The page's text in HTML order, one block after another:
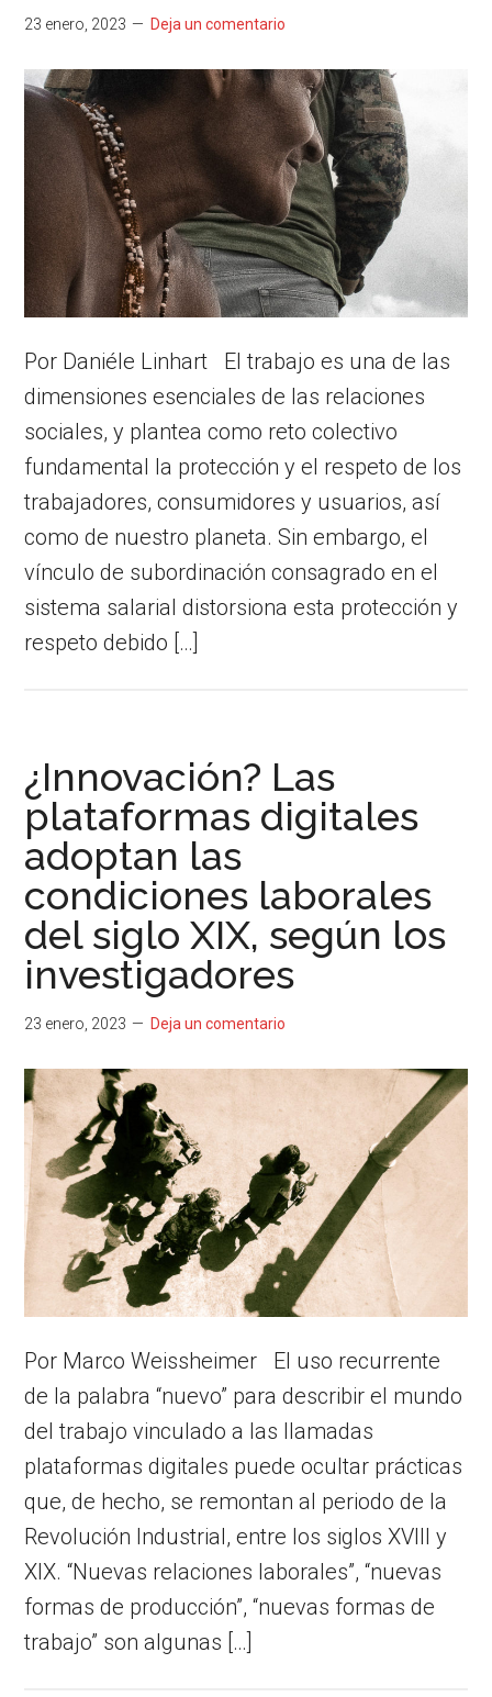
23 enero, 2023 Deja un comentario
Por Daniéle Linhart El trabajo es una de las
dimensiones esenciales de las relaciones
sociales, y plantea como reto colectivo
fundamental la protección y el respeto de los
trabajadores, consumidores y usuarios, así
como de nuestro planeta. Sin embargo, el
vínculo de subordinación consagrado en el
sistema salarial distorsiona esta protección y
respeto debido […]
¿Innovación? Las
plataformas digitales
adoptan las
condiciones laborales
del siglo XIX, según los
investigadores
23 enero, 2023 Deja un comentario
Por Marco Weissheimer El uso recurrente
de la palabra “nuevo” para describir el mundo
del trabajo vinculado a las llamadas
plataformas digitales puede ocultar prácticas
que, de hecho, se remontan al periodo de la
Revolución Industrial, entre los siglos XVIII y
XIX. “Nuevas relaciones laborales”, “nuevas
formas de producción”, “nuevas formas de
trabajo” son algunas […]